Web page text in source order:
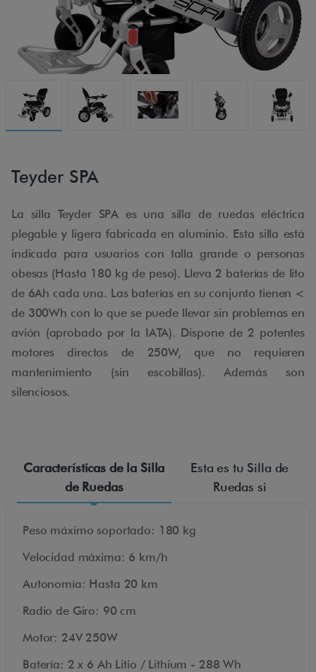
Teyder SPA
La silla Teyder SPA es una silla de ruedas eléctrica
plegable y ligera fabricada en aluminio. Esta silla está
indicada para usuarios con talla grande o personas
obesas (Hasta 180 kg de peso). Lleva 2 baterías de lito
de 6Ah cada una. Las baterías en su conjunto tienen <
de 300Wh con lo que se puede llevar sin problemas en
avión (aprobado por la IATA). Dispone de 2 potentes
motores directos de 250W, que no requieren
mantenimiento (sin escobillas). Además son
silenciosos.
a su sistema de plegado rápido (menos de 5
segundos) y sus dimensiones reducidas. Silla de alta
del mercado.
Características de la Silla
de Ruedas
Esta es tu Silla de
Ruedas si
Peso máximo soportado: 180 kg
Velocidad máxima: 6 km/h
Autonomía: Hasta 20 km
Radio de Giro: 90 cm
Motor: 24V 250W
Batería: 2 x 6 Ah Litio / Lithium - 288 Wh